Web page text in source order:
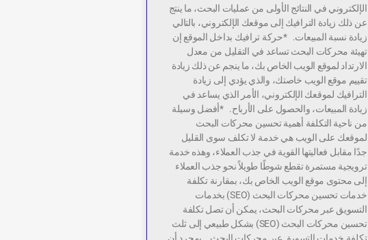
الإلكتروني في النتائج الأولى من عمليات البحث، ما ينتج
عن ذلك زيادة الترافيك إلى موقعك الإلكتروني، بالتالي
زيادة نسبة المبيعات. *حركة ترافيك بداخل الموقع إن
تهيئة محركات البحث تساعد في التقليل من معدل
الارتداد لموقع الويب الخاص بك، ما ينجم عن ذلك زيادة
تقييم موقع الويب خاصتك، والذي يؤدي إلى زيادة
الترافيك لموقعك الإلكتروني، الأمر الذي يساعد في
زيادة المبيعات، والحصول على الأرباح. *أفضل وسيلة
من ناحية التكلفة أهمية تحسين محركات البحث
لموقعك على الويب هي خدمة لا تكلف سوى القليل
جدًا مقابل فعاليتها القوية في جذب العملاء، وهذه خدمة
ترويجية مستمرة تقطع شوطًا طويلاً نحو جذب العملاء
إلى محتوى موقع الويب الخاص بك، بمقارنة تكلفة
خدمات تحسين محركات البحث (SEO) بخدمات
التسويق عبر محركات البحث، يمكن أن تصل تكلفة
تحسين محركات البحث (SEO) بشكل طبيعي إلى ثلث